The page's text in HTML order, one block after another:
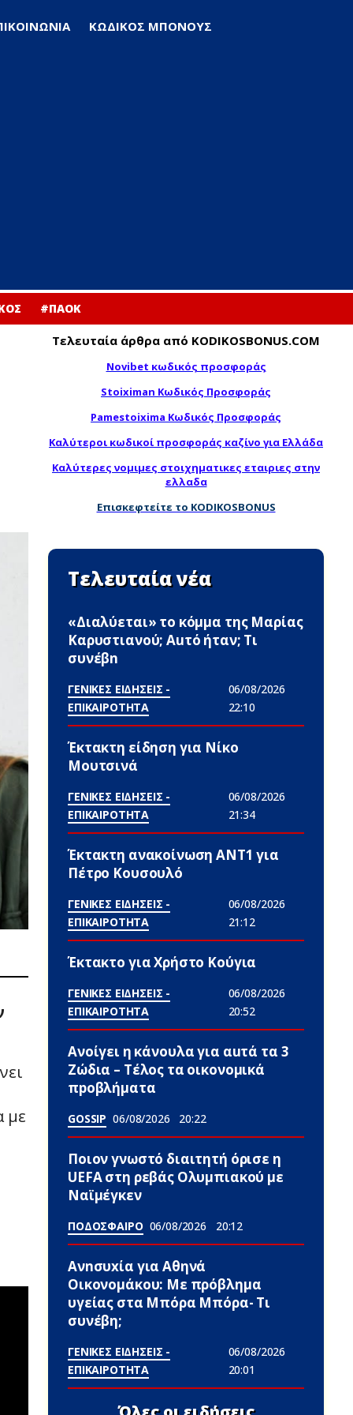
ΚΩΔΙΚΟΣ ΜΠΟΝΟΥΣ
#ΠΑΟΚ
με
Τελευταία άρθρα από KODIKOSBONUS.COM
Novibet κωδικός προσφοράς
Stoiximan Κωδικός Προσφοράς
Pamestoixima Κωδικός Προσφοράς
Καλύτεροι κωδικοί προσφοράς καζίνο για Ελλάδα
Καλύτερες νομιμες στοιχηματικες εταιριες στην
ελλαδα
Επισκεφτείτε το KODIKOSBONUS
Τελευταία νέα
«Διαλύεται» το κόμμα της Μαρίας
Καρυστιανού; Αuτό ήταν; Τι
συνέβn
ΓΕΝΙΚΕΣ ΕΙΔΗΣΕΙΣ -
ΕΠΙΚΑΙΡΟΤΗΤΑ
06/08/2026
22:10
Έκτακτη είδηση για Νίκο
Μουτσινά
ΓΕΝΙΚΕΣ ΕΙΔΗΣΕΙΣ -
ΕΠΙΚΑΙΡΟΤΗΤΑ
06/08/2026
21:34
Έκτακτη ανακοίνωση ΑΝΤ1 για
Πέτρο Κουσουλό
ΓΕΝΙΚΕΣ ΕΙΔΗΣΕΙΣ -
ΕΠΙΚΑΙΡΟΤΗΤΑ
06/08/2026
21:12
Έκτακτο για Χρήστο Κούγια
ΓΕΝΙΚΕΣ ΕΙΔΗΣΕΙΣ -
ΕΠΙΚΑΙΡΟΤΗΤΑ
06/08/2026
20:52
Ανοίγει η κάνουλα για αuτά τα 3
Zώδια – Τέλος τα οικονομικά
πpοβλήματα
GOSSIP 06/08/2026 20:22
Ποιον γνωστό διαιτητή όρισε η
UEFA στη ρεβάς Ολυμπιακού με
Ναϊμέγκεν
ΠΟΔΟΣΦΑΙΡΟ 06/08/2026 20:12
Ανnσυxία για Αθηνά
Οικονομάκου: Με πρόβλημα
υγείας στα Μπόρα Μπόρα- Τι
συνέβη;
ΓΕΝΙΚΕΣ ΕΙΔΗΣΕΙΣ -
ΕΠΙΚΑΙΡΟΤΗΤΑ
06/08/2026
20:01